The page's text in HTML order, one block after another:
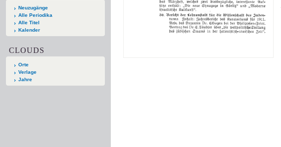
Neuzugänge
Alle Periodika
Alle Titel
Kalender
CLOUDS
Orte
Verlage
Jahre